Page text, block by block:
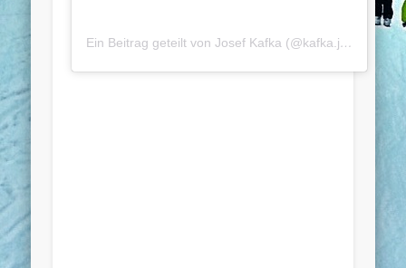
Ein Beitrag geteilt von Josef Kafka (@kafka.josef)